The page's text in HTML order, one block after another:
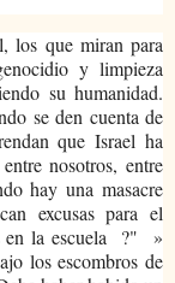
los que miran para
y limpieza
su humanidad.
se den cuenta de
que Israel ha
nosotros, entre
hay una masacre
excusas para el
la escuela ?"
»
los escombros de